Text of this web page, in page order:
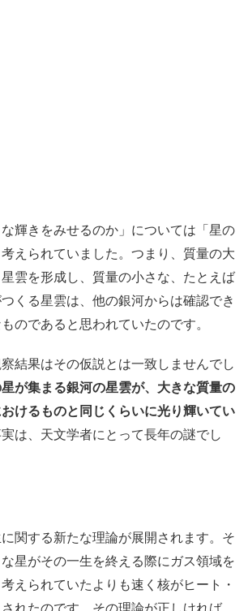
輝きをみせるのか」については「星の
えられていました。つまり、質量の大
雲を形成し、質量の小さな、たとえば
くる星雲は、他の銀河からは確認でき
のであると思われていたのです。
結果はその仮説とは一致しませんでし
が集まる銀河の星雲が、大きな質量の
けるものと同じくらいに光り輝いてい
は、天文学者にとって長年の謎でし
関する新たな理論が展開されます。そ
星がその一生を終える際にガス領域を
えられていたよりも速く核がヒート・